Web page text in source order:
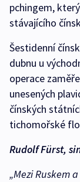
pchingem,
stávajícího
Šestidenní
dubnu u
operace
unesených
čínských
tichomořské
Rudolf Fürst,
„Mezi Ruskem